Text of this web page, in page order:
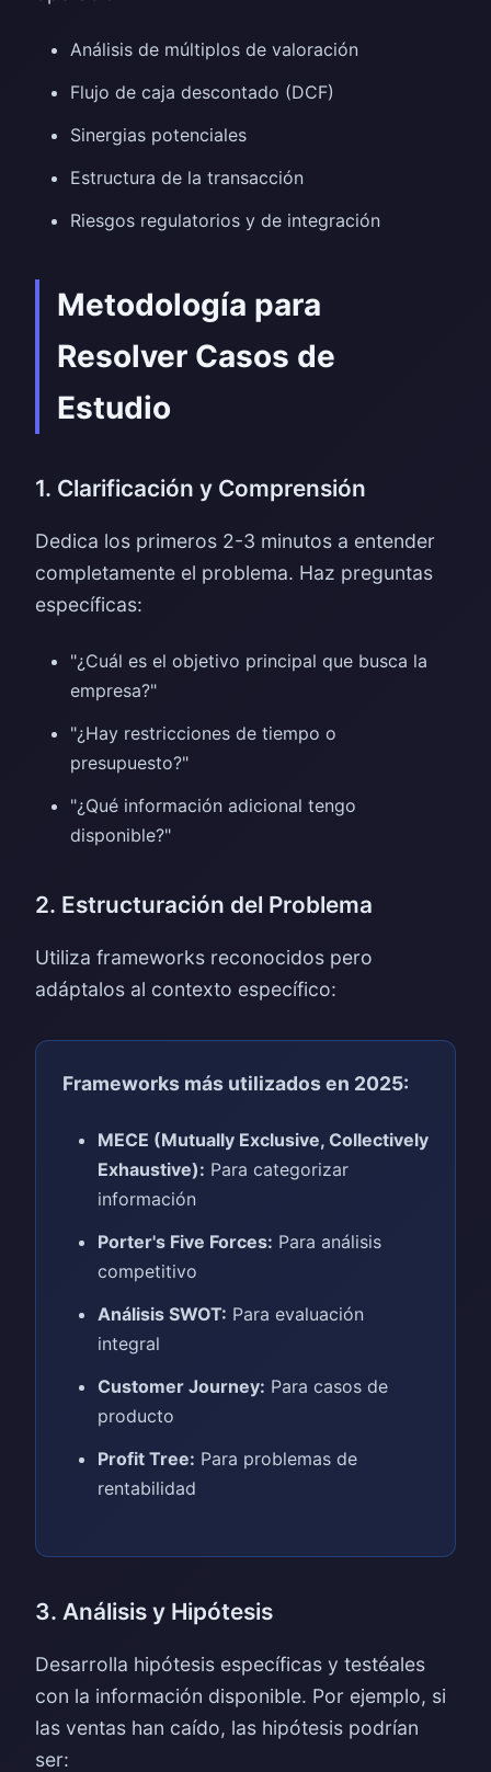
Análisis de múltiplos de valoración
Flujo de caja descontado (DCF)
Sinergias potenciales
Estructura de la transacción
Riesgos regulatorios y de integración
Metodología para
Resolver Casos de
Estudio
1. Clarificación y Comprensión
Dedica los primeros 2-3 minutos a entender
completamente el problema. Haz preguntas
específicas:
"¿Cuál es el objetivo principal que busca la
empresa?"
"¿Hay restricciones de tiempo o
presupuesto?"
"¿Qué información adicional tengo
disponible?"
2. Estructuración del Problema
Utiliza frameworks reconocidos pero
adáptalos al contexto específico:
Frameworks más utilizados en 2025:
MECE (Mutually Exclusive, Collectively
Exhaustive): Para categorizar
información
Porter's Five Forces: Para análisis
competitivo
Análisis SWOT: Para evaluación
integral
Customer Journey: Para casos de
producto
Profit Tree: Para problemas de
rentabilidad
3. Análisis y Hipótesis
Desarrolla hipótesis específicas y testéales
con la información disponible. Por ejemplo, si
las ventas han caído, las hipótesis podrían
ser: